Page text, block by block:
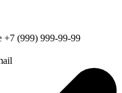
+7 (999) 999-99-99